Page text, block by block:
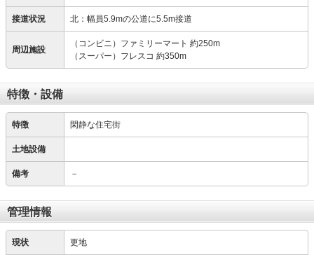
接道状況 北：幅員5.9mの公道に5.5m接道
周辺施設
（コンビニ）ファミリーマート 約250m
（スーパー）フレスコ 約350m
特徴・設備
特徴 閑静な住宅街
土地設備
備考 －
管理情報
現状 更地